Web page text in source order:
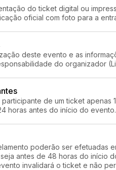
do ticket digital ou
oficial com foto para a
deste evento e as
do organizador
de um ticket apenas
horas antes do início do evento.
poderão ser efetuadas
antes de 48 horas do início
invalidará o ticket e não